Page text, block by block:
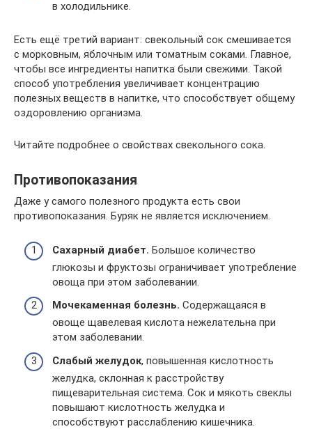
в холодильнике.
Есть ещё третий вариант: свекольный сок смешивается
с морковным, яблочным или томатным соками. Главное,
чтобы все ингредиенты напитка были свежими. Такой
способ употребления увеличивает концентрацию
полезных веществ в напитке, что способствует общему
оздоровлению организма.
Читайте подробнее о свойствах свекольного сока.
Противопоказания
Даже у самого полезного продукта есть свои
противопоказания. Буряк не является исключением.
Сахарный диабет. Большое количество
глюкозы и фруктозы ограничивает употребление
овоща при этом заболевании.
Мочекаменная болезнь. Содержащаяся в
овоще щавелевая кислота нежелательна при
этом заболевании.
Слабый желудок, повышенная кислотность
желудка, склонная к расстройству
пищеварительная система. Сок и мякоть свеклы
повышают кислотность желудка и
способствуют расслаблению кишечника.